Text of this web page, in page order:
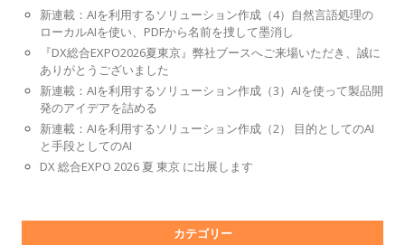
新連載：AIを利用するソリューション作成（4）自然言語処理の
ローカルAIを使い、PDFから名前を捜して墨消し
『DX総合EXPO2026夏東京』弊社ブースへご来場いただき、誠に
ありがとうございました
新連載：AIを利用するソリューション作成（3）AIを使って製品開
発のアイデアを詰める
新連載：AIを利用するソリューション作成（2） 目的としてのAI
と手段としてのAI
DX 総合EXPO 2026 夏 東京 に出展します
カテゴリー